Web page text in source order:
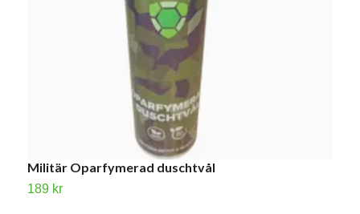
Militär Oparfymerad duschtvål
189 kr